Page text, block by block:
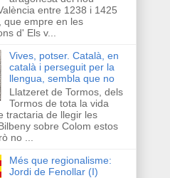
entre 1238 i 1425
que empre en les
d' Els v...
Vives, potser. Català, en
català i perseguit per la
llengua, sembla que no
Llatzeret de Tormos, dels
Tormos de tota la vida
tractaria de llegir les
sobre Colom estos
no ...
Més que regionalisme:
Jordi de Fenollar (I)